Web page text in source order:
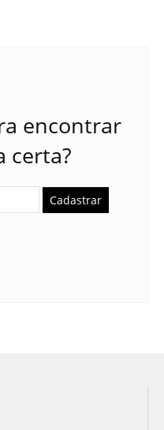
encontrar
certa?
Cadastrar